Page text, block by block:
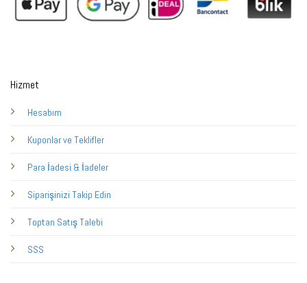
Hizmet
Hesabım
Kuponlar ve Teklifler
Para İadesi & İadeler
Siparişinizi Takip Edin
Toptan Satış Talebi
SSS